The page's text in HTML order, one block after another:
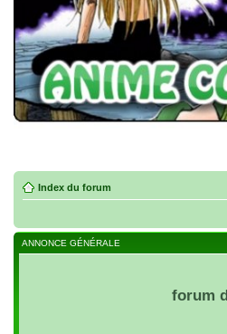
Index du forum
ANNONCE GÉNÉRALE
forum